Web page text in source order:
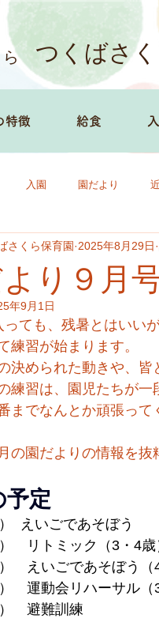
つくばさ
特徴 給食
入園 園だより
り９月
さくら保育園 2025年8月29日
年9月1日
ても、残暑とはいい
練習が始まります。
決められた動きや、皆
練習は、園児たちが
までなんとか頑張って
の園だよりの情報を抜
予定
えいごであそぼう
リトミック（3・4歳
　えいごであそぼう（
　運動会リハーサル（
　避難訓練